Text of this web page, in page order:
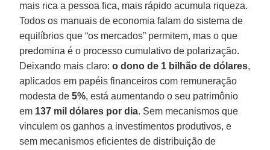
mais rica a pessoa fica, mais rápido acumula riqueza.
Todos os manuais de economia falam do sistema de
equilíbrios que “os mercados” permitem, mas o que
predomina é o processo cumulativo de polarização.
Deixando mais claro: o dono de 1 bilhão de dólares,
aplicados em papéis financeiros com remuneração
modesta de5%, está aumentando o seu patrimônio
em 137 mil dólares por dia. Sem mecanismos que
vinculem os ganhos a investimentos produtivos, e
sem mecanismos eficientes de distribuição de